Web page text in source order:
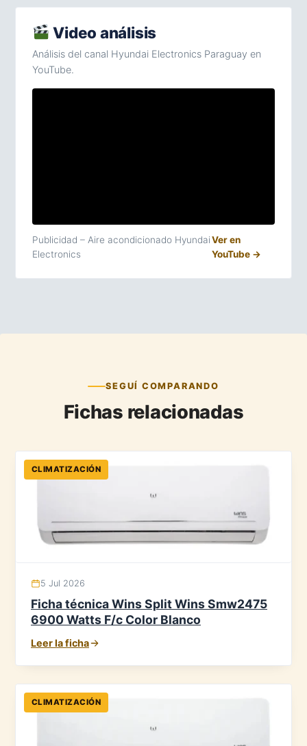
Video análisis
Análisis del canal Hyundai Electronics Paraguay en
YouTube.
Publicidad – Aire acondicionado Hyundai
Electronics
Ver en
YouTube →
SEGUÍ COMPARANDO
Fichas relacionadas
CLIMATIZACIÓN
5 Jul 2026
Ficha técnica Wins Split Wins Smw2475
6900 Watts F/c Color Blanco
Leer la ficha
CLIMATIZACIÓN